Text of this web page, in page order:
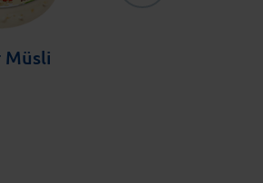
Müsli